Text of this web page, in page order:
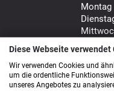
Freitag
Diese Webseite
Wir verwenden Cookies und
um die ordentliche
unseres Angebotes zu